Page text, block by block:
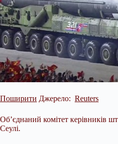
Поширити Джерело: Reuters
Об’єднаний комітет керівників
Сеулі.